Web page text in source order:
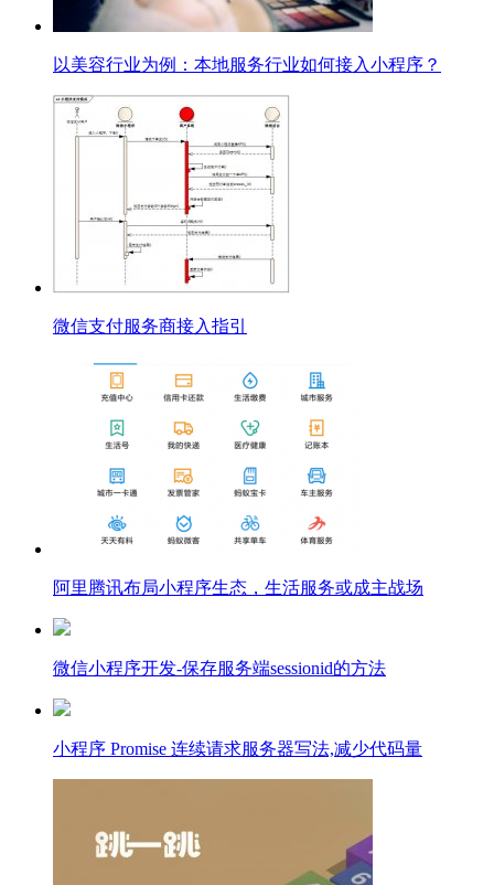
以美容行业为例：本地服务行业如何接入小程序？
微信支付服务商接入指引
阿里腾讯布局小程序生态，生活服务或成主战场
微信小程序开发-保存服务端sessionid的方法
小程序 Promise 连续请求服务器写法,减少代码量